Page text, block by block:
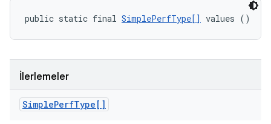
public static final SimplePerfType[] values ()
İlerlemeler
SimplePerfType[]